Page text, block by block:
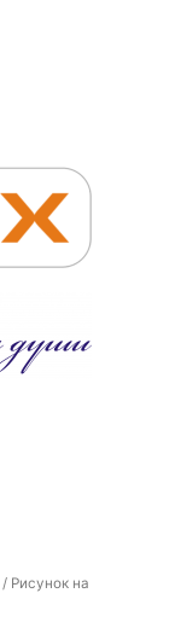
/ Рисунок на